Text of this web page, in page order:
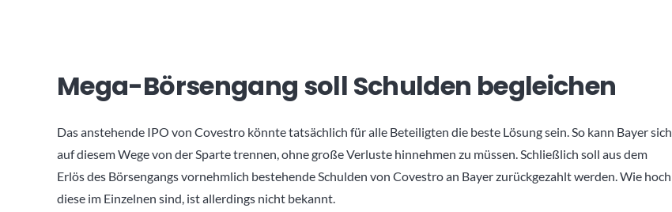
Mega-Börsengang soll Schulden begleichen
Das anstehende IPO von Covestro könnte tatsächlich für alle Beteiligten die beste Lösung sein. So kann Bayer sich
auf diesem Wege von der Sparte trennen, ohne große Verluste hinnehmen zu müssen. Schließlich soll aus dem
Erlös des Börsengangs vornehmlich bestehende Schulden von Covestro an Bayer zurückgezahlt werden. Wie hoch
diese im Einzelnen sind, ist allerdings nicht bekannt.